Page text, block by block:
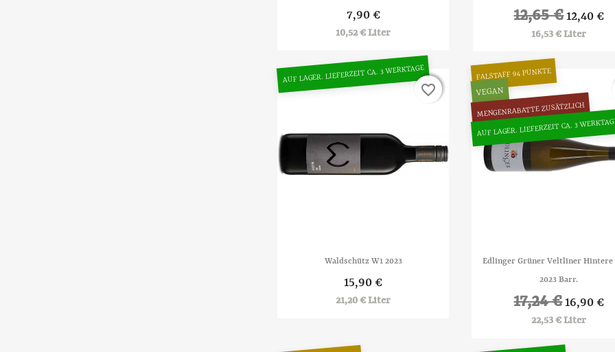
7,90 €
10,52 € Liter
12,65 € 12,40 €
16,53 € Liter
Vorschau
Waldschütz W1 2023
15,90 €
21,20 € Liter
AUF LAGER. LIEFERZEIT CA. 3 WERKTAGE
favorite_border
favorite_border
Vorschau
Edlinger Grüner Veltliner Hintere
2023 Barr.
17,24 € 16,90 €
22,53 € Liter
FALSTAFF 94 PUNKTE
VEGAN
MENGENRABATTE ZUSÄTZLICH
AUF LAGER. LIEFERZEIT CA. 3